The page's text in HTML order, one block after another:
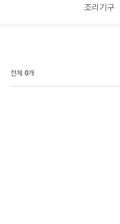
조리기구
전체 0개